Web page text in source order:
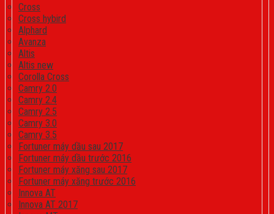
Cross
Cross hybird
Alphard
Avanza
Altis
Altis new
Corolla Cross
Camry 2.0
Camry 2.4
Camry 2.5
Camry 3.0
Camry 3.5
Fortuner máy dầu sau 2017
Fortuner máy dầu trước 2016
Fortuner máy xăng sau 2017
Fortuner máy xăng trước 2016
Innova AT
Innova AT 2017